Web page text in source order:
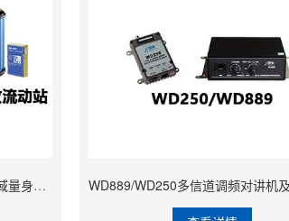
GNSS/RTK无线数据链—为测量领域量身定制的高性能电台